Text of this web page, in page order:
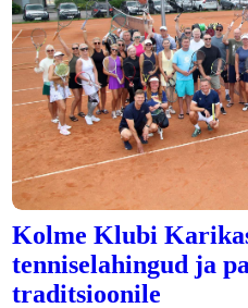
Kolme Klubi
tenniselahingud ja
traditsioonile